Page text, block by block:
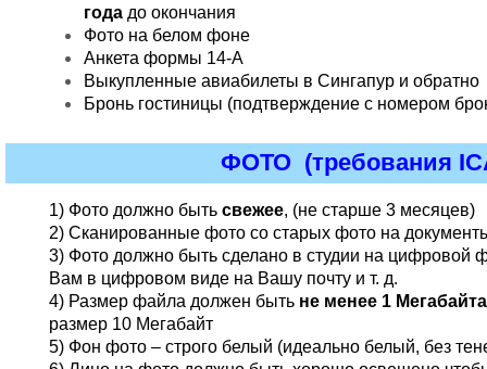
года до окончания
Фото на белом фоне
Анкета формы 14-А
Выкупленные авиабилеты в Сингапур и обратно
Бронь гостиницы (подтверждение с номером
ФОТО (требования
1) Фото должно быть свежее, (не старше 3 месяцев)
2) Сканированные фото со старых фото на
3) Фото должно быть сделано в студии на цифровой
Вам в цифровом виде на Вашу почту и т. д.
4) Размер файла должен быть не менее 1 Мегабайта
размер 10 Мегабайт
5) Фон фото – строго белый (идеально белый, без